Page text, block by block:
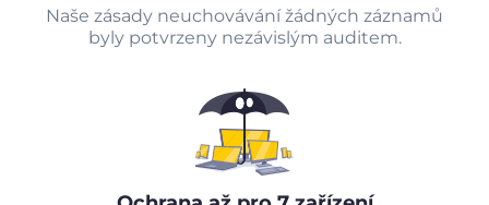
Naše zásady neuchovávání žádných záznamů
byly potvrzeny nezávislým auditem.